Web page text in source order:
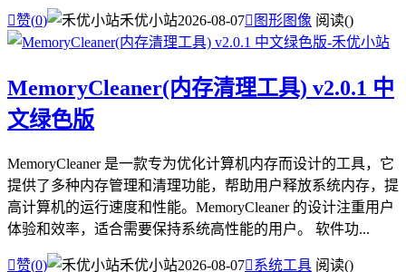
赞(0) 禾优小站2026-08-07 图形图像 阅读()
MemoryCleaner(内存清理工具) v2.0.1 中
文绿色版
MemoryCleaner 是一款专为优化计算机内存而设计的工具，它
提供了多种内存管理和清理功能，帮助用户释放系统内存，提
高计算机的运行速度和性能。MemoryCleaner 的设计注重用户
体验和效率，适合需要保持系统高性能的用户。 软件功...
赞(0) 禾优小站2026-08-07系统工具 阅读()